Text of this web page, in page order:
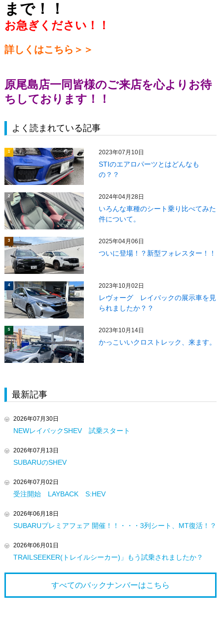
まで！！
お急ぎください！！
詳しくはこちら＞＞
原尾島店一同皆様のご来店を心よりお待
ちしております！！
よく読まれている記事
1 2023年07月10日
STIのエアロパーツとはどんなも
の？？
2 2024年04月28日
いろんな車種のシート乗り比べてみた
件について。
3 2025年04月06日
ついに登場！？新型フォレスター！！
4 2023年10月02日
レヴォーグ レイバックの展示車を見
られましたか？？
5 2023年10月14日
かっこいいクロストレック、来ます。
最新記事
2026年07月30日
NEWレイバックSHEV 試乗スタート
2026年07月13日
SUBARUのSHEV
2026年07月02日
受注開始 LAYBACK S:HEV
2026年06月18日
SUBARUプレミアフェア 開催！！・・・3列シート、MT復活！？
2026年06月01日
TRAILSEEKER(トレイルシーカー)」もう試乗されましたか？
すべてのバックナンバーはこちら